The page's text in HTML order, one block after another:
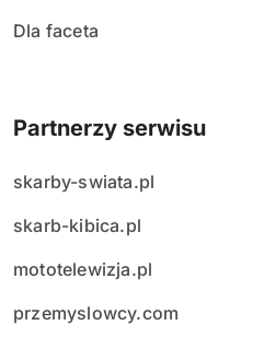
Dla faceta
Partnerzy serwisu
skarby-swiata.pl
skarb-kibica.pl
mototelewizja.pl
przemyslowcy.com